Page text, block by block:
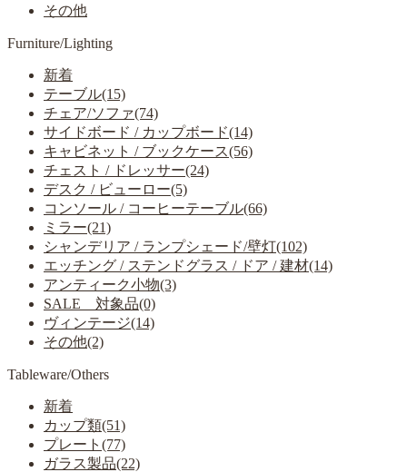
その他
Furniture/Lighting
新着
テーブル(15)
チェア/ソファ(74)
サイドボード / カップボード(14)
キャビネット / ブックケース(56)
チェスト / ドレッサー(24)
デスク / ビューロー(5)
コンソール / コーヒーテーブル(66)
ミラー(21)
シャンデリア / ランプシェード/壁灯(102)
エッチング / ステンドグラス / ドア / 建材(14)
アンティーク小物(3)
SALE 対象品(0)
ヴィンテージ(14)
その他(2)
Tableware/Others
新着
カップ類(51)
プレート(77)
ガラス製品(22)